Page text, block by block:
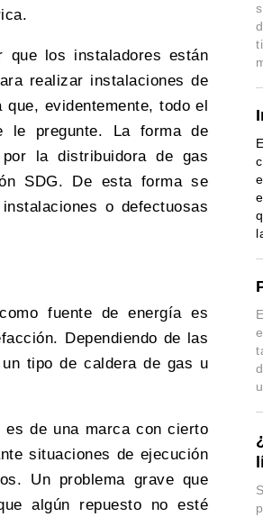
los instaladores están
realizar instalaciones de
evidentemente, todo el
le pregunte. La forma de
la distribuidora de gas
SDG. De esta forma se
o defectuosas
fuente de energía es
Dependiendo de las
un tipo decaldera de gas u
de una marca con cierto
situaciones de ejecución
Un problema grave que
algún repuesto no esté